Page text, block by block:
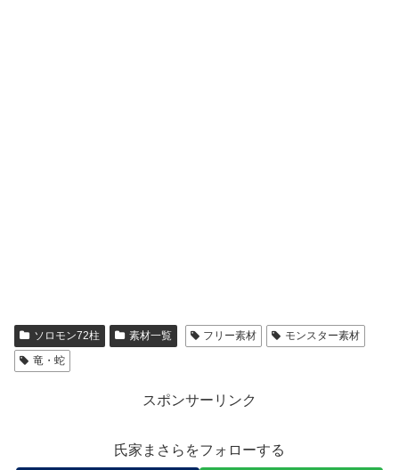
ソロモン72柱 素材一覧 フリー素材
モンスター素材
竜・蛇
スポンサーリンク
氏家まさらをフォローする